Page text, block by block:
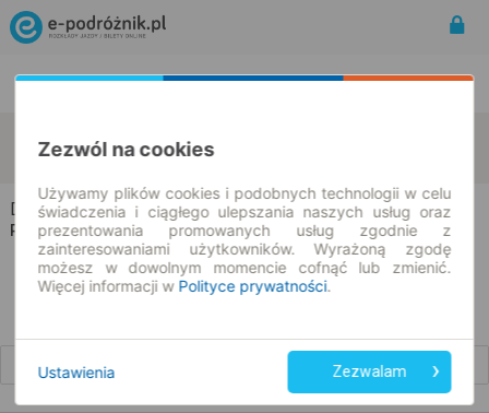
07.08.2026 | -- : --
Dubowo Pierwsze → Kalinowo
Rozkład jazdy i bilety
Zezwól na cookies
Używamy plików cookies i podobnych technologii w celu
świadczenia i ciągłego ulepszania naszych usług oraz
prezentowania promowanych usług zgodnie z
zainteresowaniami użytkowników. Wyrażoną zgodę
możesz w dowolnym momencie cofnąć lub zmienić.
Więcej informacji w Polityce prywatności.
Ustawienia Zezwalam